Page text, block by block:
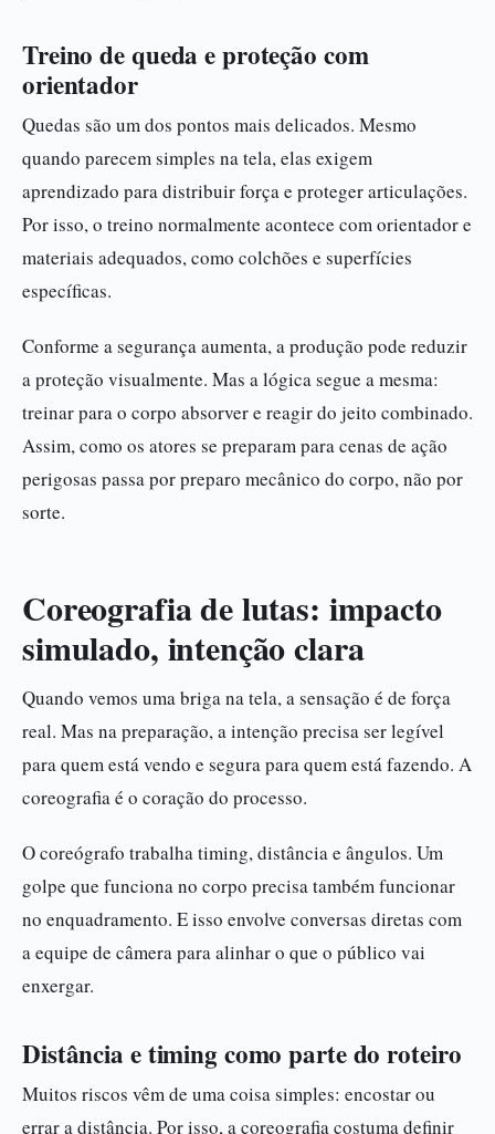
Treino de queda e proteção com
orientador
Quedas são um dos pontos mais delicados. Mesmo
quando parecem simples na tela, elas exigem
aprendizado para distribuir força e proteger articulações.
Por isso, o treino normalmente acontece com orientador e
materiais adequados, como colchões e superfícies
específicas.
Conforme a segurança aumenta, a produção pode reduzir
a proteção visualmente. Mas a lógica segue a mesma:
treinar para o corpo absorver e reagir do jeito combinado.
Assim, como os atores se preparam para cenas de ação
perigosas passa por preparo mecânico do corpo, não por
sorte.
Coreografia de lutas: impacto
simulado, intenção clara
Quando vemos uma briga na tela, a sensação é de força
real. Mas na preparação, a intenção precisa ser legível
para quem está vendo e segura para quem está fazendo. A
coreografia é o coração do processo.
O coreógrafo trabalha timing, distância e ângulos. Um
golpe que funciona no corpo precisa também funcionar
no enquadramento. E isso envolve conversas diretas com
a equipe de câmera para alinhar o que o público vai
enxergar.
Distância e timing como parte do roteiro
Muitos riscos vêm de uma coisa simples: encostar ou
errar a distância. Por isso, a coreografia costuma definir